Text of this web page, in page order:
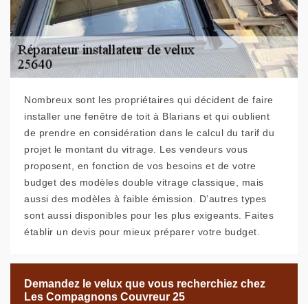
Nombreux sont les propriétaires qui décident de faire
installer une fenêtre de toit à Blarians et qui oublient
de prendre en considération dans le calcul du tarif du
projet le montant du vitrage. Les vendeurs vous
proposent, en fonction de vos besoins et de votre
budget des modèles double vitrage classique, mais
aussi des modèles à faible émission. D’autres types
sont aussi disponibles pour les plus exigeants. Faites
établir un devis pour mieux préparer votre budget.
Demandez le velux que vous recherchiez chez
Les Compagnons Couvreur 25